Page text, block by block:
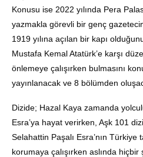
Konusu ise 2022 yılında Pera
yazmakla görevli bir genç
1919 yılına açılan bir kapı
Mustafa Kemal Atatürk’e karşı
önlemeye çalışırken bulmasını
yayınlanacak ve 8 bölümden
Dizide; Hazal Kaya zamanda
Esra’ya hayat verirken, Aşk 101
Selahattin Paşalı Esra’nın Türkiye
korumaya çalışırken aslında